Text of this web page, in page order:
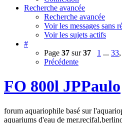
Recherche avancée
Recherche avancée
Voir les messages sans
Voir les sujets actifs
#
Page 37 sur37 1 ... 33,
Précédente
FO 800l JPPaulo
forum aquariophile basé sur
aquariums d'eau de